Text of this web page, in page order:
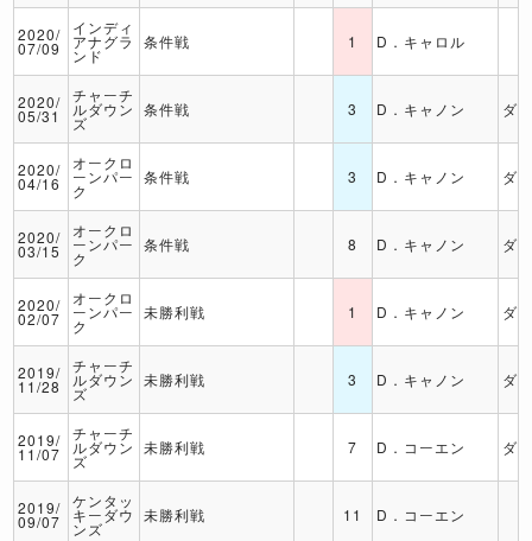
2020/
07/09
インディ
アナグラ
ンド
条件戦 1 D．キャロル
2020/
05/31
チャーチ
ルダウン
ズ
条件戦 3 D．キャノン ダ
2020/
04/16
オークロ
ーンパー
ク
条件戦 3 D．キャノン ダ
2020/
03/15
オークロ
ーンパー
ク
条件戦 8 D．キャノン ダ
2020/
02/07
オークロ
ーンパー
ク
未勝利戦 1 D．キャノン ダ
2019/
11/28
チャーチ
ルダウン
ズ
未勝利戦 3 D．キャノン ダ
2019/
11/07
チャーチ
ルダウン
ズ
未勝利戦 7 D．コーエン ダ
2019/
09/07
ケンタッ
キーダウ
ンズ
未勝利戦 11 D．コーエン